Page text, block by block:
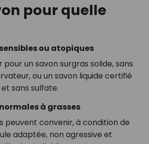
pour quelle
ou atopiques
un savon surgras solide, sans
ou un savon liquide certifié
sans sulfate.
à grasses
peuvent convenir, à condition de
adaptée, non agressive et